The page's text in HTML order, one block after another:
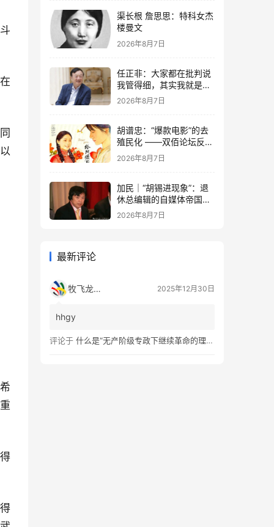
渠长根 詹思思：特科女杰
楼曼文
2026年8月7日
任正非：大家都在批判说
我管得细，其实我就是去
抓了一些点激活原有政策
2026年8月7日
胡谱忠：“爆款电影”的去
殖民化 ——双佰论坛反思
想殖民系列报告之五
2026年8月7日
加民｜“胡锡进现象”：退
休总编辑的自媒体帝国与
公私边界之问
2026年8月7日
最新评论
牧飞龙ae 2025年12月30日
hhgy
评论于 什么是“无产阶级专政下继续革命的理论”？